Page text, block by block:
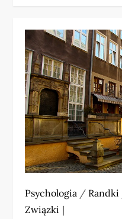
Psychologia / Randki
Związki